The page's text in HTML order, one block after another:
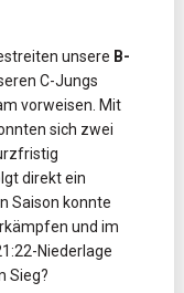
unsere B-
C-Jungs
vorweisen. Mit
sich zwei
direkt ein
Saison konnte
und im
Niederlage
Sieg?